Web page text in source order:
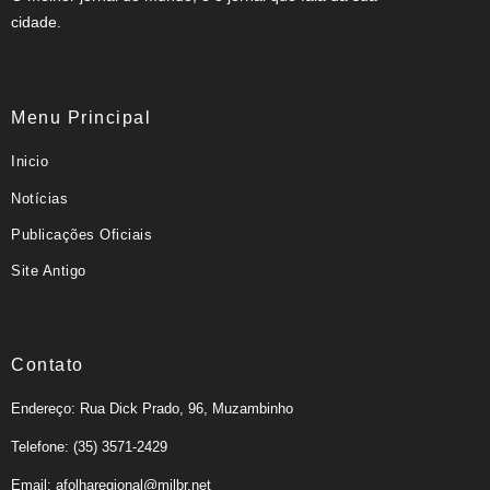
cidade.
Menu Principal
Inicio
Notícias
Publicações Oficiais
Site Antigo
Contato
Endereço: Rua Dick Prado, 96, Muzambinho
Telefone: (35) 3571-2429
Email: afolharegional@milbr.net